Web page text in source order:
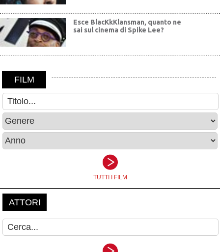
Esce BlacKkKlansman, quanto ne
sai sul cinema di Spike Lee?